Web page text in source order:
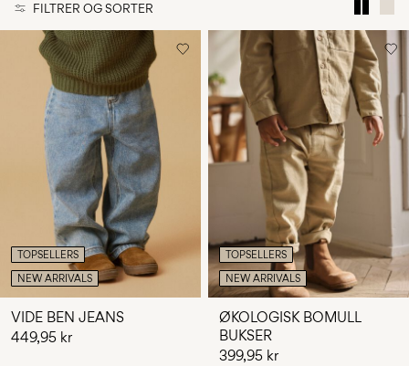
56-
Logg
Spørsmål?
Norge
/
FILTRER OG SORTER
TOPSELLERS
NEW ARRIVALS
VIDE BEN JEANS
449,95 kr
TOPSELLERS
NEW ARRIVALS
ØKOLOGISK BOMULL
BUKSER
399,95 kr